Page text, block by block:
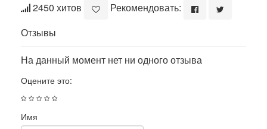
2450 хитов
Рекомендовать:
Отзывы
На данный момент нет ни одного отзыва
Оцените это:
Имя